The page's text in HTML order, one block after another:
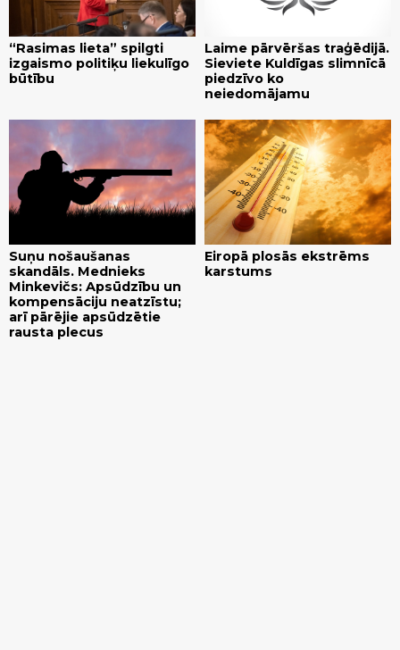
“Rasimas lieta” spilgti
izgaismo politiķu liekulīgo
būtību
Laime pārvēršas traģēdijā.
Sieviete Kuldīgas slimnīcā
piedzīvo ko
neiedomājamu
Suņu nošaušanas
skandāls. Mednieks
Minkevičs: Apsūdzību un
kompensāciju neatzīstu;
arī pārējie apsūdzētie
rausta plecus
Eiropā plosās ekstrēms
karstums